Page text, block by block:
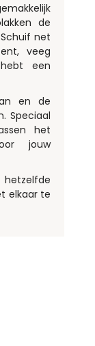
de
net
veeg
een
en de
Speciaal
het
jouw
elkaar te